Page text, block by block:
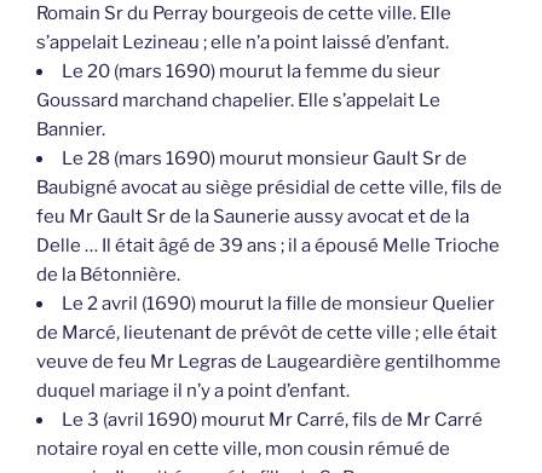
Romain Sr du Perray bourgeois de cette ville. Elle
s’appelait Lezineau ; elle n’a point laissé d’enfant.
Le 20 (mars 1690) mourut la femme du sieur
Goussard marchand chapelier. Elle s’appelait Le
Bannier.
Le 28 (mars 1690) mourut monsieur Gault Sr de
Baubigné avocat au siège présidial de cette ville, fils de
feu Mr Gault Sr de la Saunerie aussy avocat et de la
Delle … Il était âgé de 39 ans ; il a épousé Melle Trioche
de la Bétonnière.
Le 2 avril (1690) mourut la fille de monsieur Quelier
de Marcé, lieutenant de prévôt de cette ville ; elle était
veuve de feu Mr Legras de Laugeardière gentilhomme
duquel mariage il n’y a point d’enfant.
Le 3 (avril 1690) mourut Mr Carré, fils de Mr Carré
notaire royal en cette ville, mon cousin rémué de